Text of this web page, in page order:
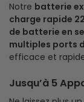
Notre batterie
charge rapide
de batterie en
multiples ports
efficace et
Jusqu’à 5